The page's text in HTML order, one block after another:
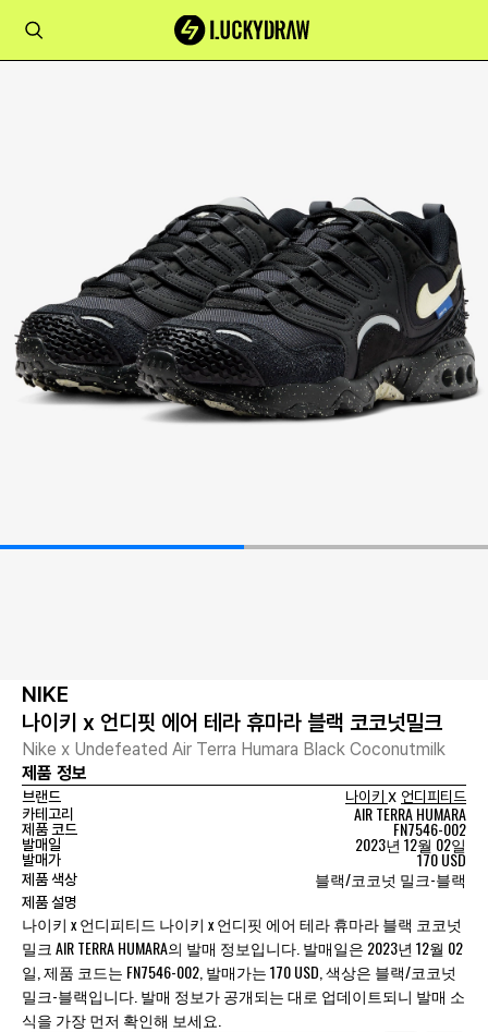
NIKE
나이키 x 언디핏 에어 테라 휴마라 블랙 코코넛밀크
Nike x Undefeated Air Terra Humara Black Coconutmilk
제품 정보
브랜드 나이키 x 언디피티드
카테고리
AIR TERRA HUMARA
제품 코드 FN7546-002
발매일 2023년 12월 02일
발매가 170 USD
제품 색상 블랙/코코넛 밀크-블랙
제품 설명
나이키 x 언디피티드 나이키 x 언디핏 에어 테라 휴마라 블랙 코코넛
밀크 AIR TERRA HUMARA의 발매 정보입니다. 발매일은 2023년 12월 02
일, 제품 코드는 FN7546-002, 발매가는 170 USD, 색상은 블랙/코코넛
밀크-블랙입니다. 발매 정보가 공개되는 대로 업데이트되니 발매 소
식을 가장 먼저 확인해 보세요.